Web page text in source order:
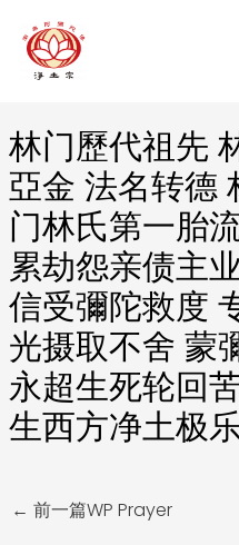
林门歷代祖先
亞金 法名转德
门林氏第一胎
累劫怨亲债主
信受彌陀救度
光摄取不舍 蒙
永超生死轮回
生西方净土极
Post
navigation
← 前一篇WP Prayer